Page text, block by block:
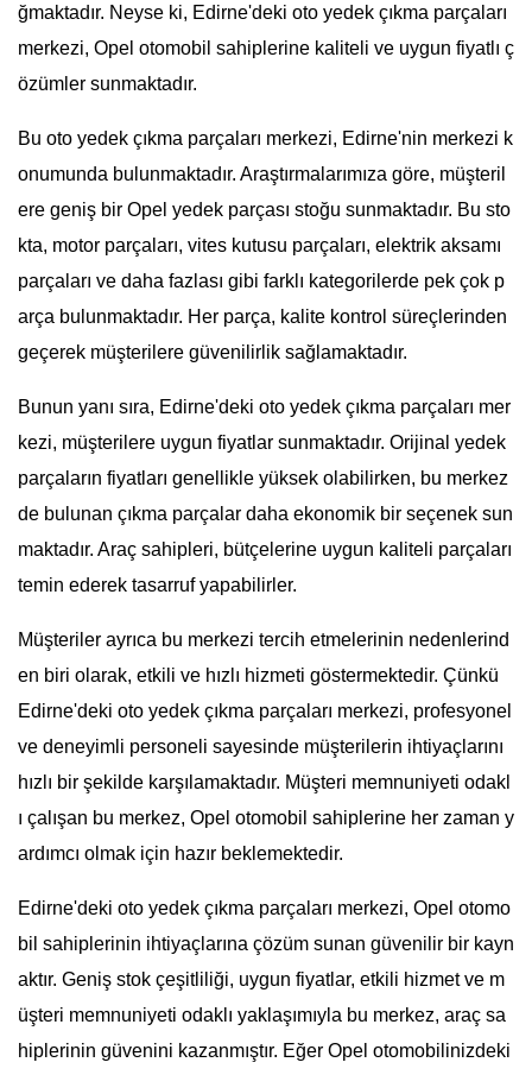
ğmaktadır. Neyse ki, Edirne'deki oto yedek çıkma parçaları
merkezi, Opel otomobil sahiplerine kaliteli ve uygun fiyatlı ç
özümler sunmaktadır.
Bu oto yedek çıkma parçaları merkezi, Edirne'nin merkezi k
onumunda bulunmaktadır. Araştırmalarımıza göre, müşteril
ere geniş bir Opel yedek parçası stoğu sunmaktadır. Bu sto
kta, motor parçaları, vites kutusu parçaları, elektrik aksamı
parçaları ve daha fazlası gibi farklı kategorilerde pek çok p
arça bulunmaktadır. Her parça, kalite kontrol süreçlerinden
geçerek müşterilere güvenilirlik sağlamaktadır.
Bunun yanı sıra, Edirne'deki oto yedek çıkma parçaları mer
kezi, müşterilere uygun fiyatlar sunmaktadır. Orijinal yedek
parçaların fiyatları genellikle yüksek olabilirken, bu merkez
de bulunan çıkma parçalar daha ekonomik bir seçenek sun
maktadır. Araç sahipleri, bütçelerine uygun kaliteli parçaları
temin ederek tasarruf yapabilirler.
Müşteriler ayrıca bu merkezi tercih etmelerinin nedenlerind
en biri olarak, etkili ve hızlı hizmeti göstermektedir. Çünkü
Edirne'deki oto yedek çıkma parçaları merkezi, profesyonel
ve deneyimli personeli sayesinde müşterilerin ihtiyaçlarını
hızlı bir şekilde karşılamaktadır. Müşteri memnuniyeti odakl
ı çalışan bu merkez, Opel otomobil sahiplerine her zaman y
ardımcı olmak için hazır beklemektedir.
Edirne'deki oto yedek çıkma parçaları merkezi, Opel otomo
bil sahiplerinin ihtiyaçlarına çözüm sunan güvenilir bir kayn
aktır. Geniş stok çeşitliliği, uygun fiyatlar, etkili hizmet ve m
üşteri memnuniyeti odaklı yaklaşımıyla bu merkez, araç sa
hiplerinin güvenini kazanmıştır. Eğer Opel otomobilinizdeki